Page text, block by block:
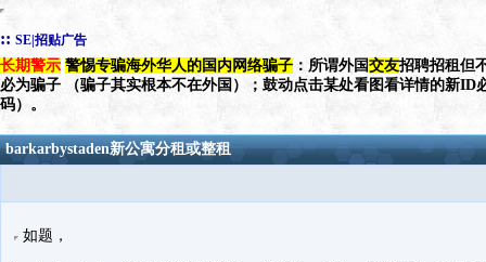
:: SE|招贴广告
长期警示 警惕专骗海外华人的国内网络骗子 ：所谓外国交友招聘招租但
必为骗子 （骗子其实根本不在外国）；鼓动点击某处看图看详情的新ID
码）。
barkarbystaden新公寓分租或整租
如题，